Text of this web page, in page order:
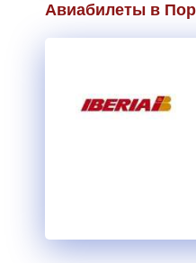
Авиабилеты в